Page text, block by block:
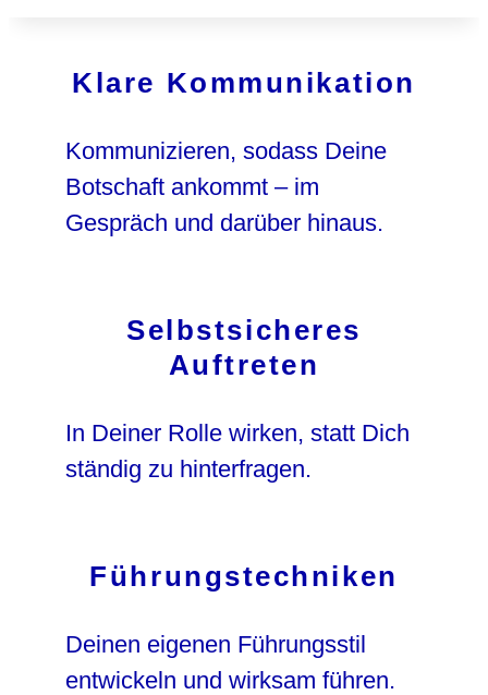
Klare Kommunikation
Kommunizieren, sodass Deine
Botschaft ankommt – im
Gespräch und darüber hinaus.
Selbstsicheres
Auftreten
In Deiner Rolle wirken, statt Dich
ständig zu hinterfragen.
Führungstechniken
Deinen eigenen Führungsstil
entwickeln und wirksam führen.